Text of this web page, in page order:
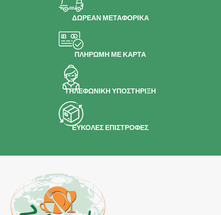
ΔΩΡΕΑΝ ΜΕΤΑΦΟΡΙΚΑ
ΠΛΗΡΩΜΗ ΜΕ ΚΑΡΤΑ
ΤΗΛΕΦΩΝΙΚΗ ΥΠΟΣΤΗΡΙΞΗ
ΕΥΚΟΛΕΣ ΕΠΙΣΤΡΟΦΕΣ